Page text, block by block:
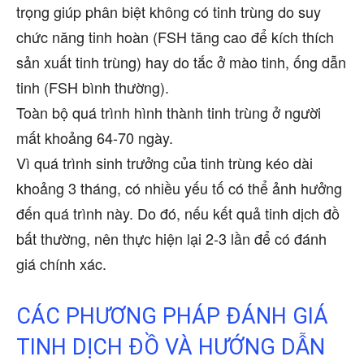
trọng giúp phân biệt không có tinh trùng do suy
chức năng tinh hoàn (FSH tăng cao để kích thích
sản xuất tinh trùng) hay do tắc ở mào tinh, ống dẫn
tinh (FSH bình thường).
Toàn bộ quá trình hình thành tinh trùng ở người
mất khoảng 64-70 ngày.
Vì quá trình sinh trưởng của tinh trùng kéo dài
khoảng 3 tháng, có nhiều yếu tố có thể ảnh hưởng
đến quá trình này. Do đó, nếu kết quả tinh dịch đồ
bất thường, nên thực hiện lại 2-3 lần để có đánh
giá chính xác.
CÁC PHƯƠNG PHÁP ĐÁNH GIÁ
TINH DỊCH ĐỒ VÀ HƯỚNG DẪN